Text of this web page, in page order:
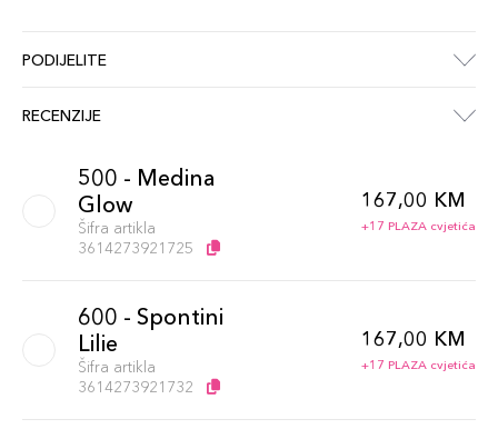
PODIJELITE
RECENZIJE
500 - Medina
Glow
Šifra artikla
3614273921725
167,00 KM
+17 PLAZA cvjetića
600 - Spontini
Lilie
Šifra artikla
3614273921732
167,00 KM
+17 PLAZA cvjetića